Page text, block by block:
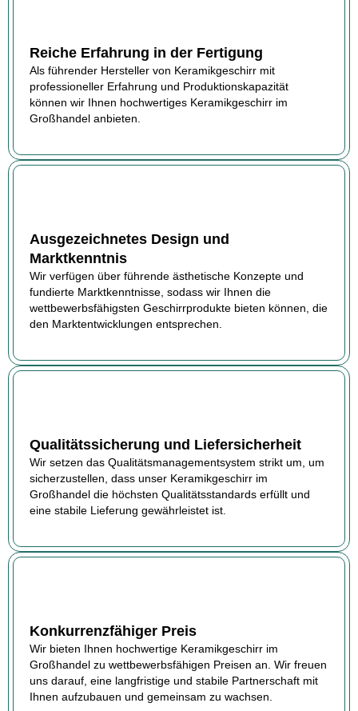
Reiche Erfahrung in der Fertigung
Als führender Hersteller von Keramikgeschirr mit
professioneller Erfahrung und Produktionskapazität
können wir Ihnen hochwertiges Keramikgeschirr im
Großhandel anbieten.
Ausgezeichnetes Design und
Marktkenntnis
Wir verfügen über führende ästhetische Konzepte und
fundierte Marktkenntnisse, sodass wir Ihnen die
wettbewerbsfähigsten Geschirrprodukte bieten können, die
den Marktentwicklungen entsprechen.
Qualitätssicherung und Liefersicherheit
Wir setzen das Qualitätsmanagementsystem strikt um, um
sicherzustellen, dass unser Keramikgeschirr im
Großhandel die höchsten Qualitätsstandards erfüllt und
eine stabile Lieferung gewährleistet ist.
Konkurrenzfähiger Preis
Wir bieten Ihnen hochwertige Keramikgeschirr im
Großhandel zu wettbewerbsfähigen Preisen an. Wir freuen
uns darauf, eine langfristige und stabile Partnerschaft mit
Ihnen aufzubauen und gemeinsam zu wachsen.